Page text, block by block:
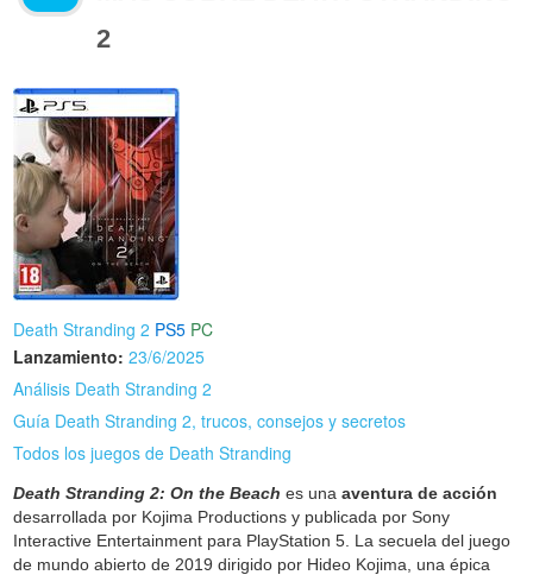
2
Death Stranding 2 PS5 PC
Lanzamiento: 23/6/2025
Análisis Death Stranding 2
Guía Death Stranding 2, trucos, consejos y secretos
Todos los juegos de Death Stranding
Death Stranding 2: On the Beach es unaaventura de acción
desarrollada por Kojima Productions y publicada por Sony
Interactive Entertainment para PlayStation 5. La secuela del juego
de mundo abierto de 2019 dirigido por Hideo Kojima, una épica